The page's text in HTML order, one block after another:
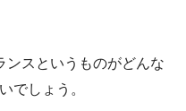
スというものがどんな
でしょう。